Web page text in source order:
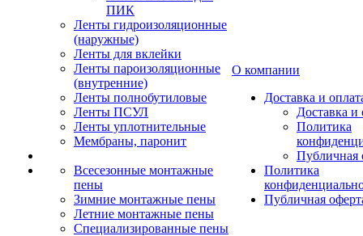
ПИК
Ленты гидроизоляционные
(наружные)
Ленты для вклейки
Ленты пароизоляционные
(внутренние)
Ленты полнобутиловые
Ленты ПСУЛ
Ленты уплотнительные
Мембраны, паронит
Всесезонные монтажные
пены
Зимние монтажные пены
Летние монтажные пены
Специализированные пены
О компании
Доставка и
Доставка и
Политика
Публичная
Политика
Публичная